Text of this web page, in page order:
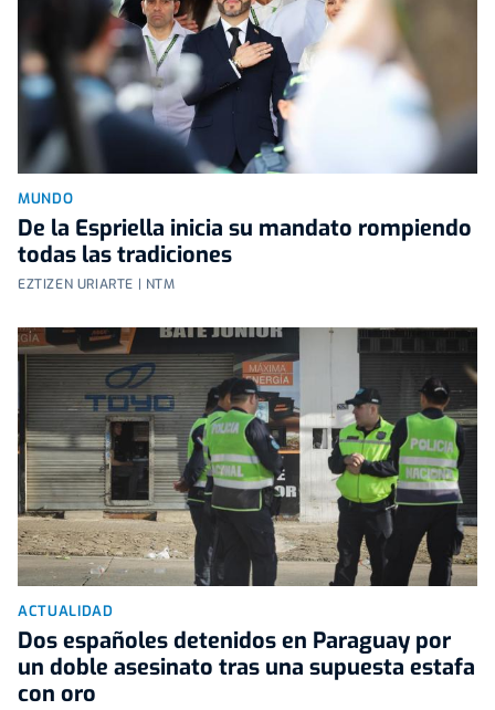
MUNDO
De la Espriella inicia su mandato rompiendo
todas las tradiciones
EZTIZEN URIARTE | NTM
ACTUALIDAD
Dos españoles detenidos en Paraguay por
un doble asesinato tras una supuesta estafa
con oro